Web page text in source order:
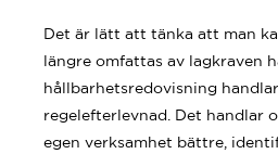
Det är lätt att tänka att man
längre omfattas av lagkraven
hållbarhetsredovisning
regelefterlevnad. Det handlar
egen verksamhet bättre,